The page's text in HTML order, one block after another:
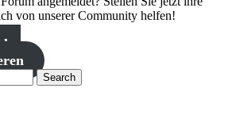
von unserer Community helfen!
Search